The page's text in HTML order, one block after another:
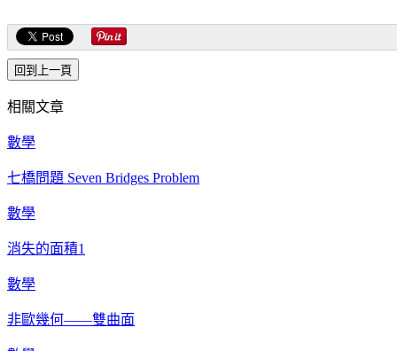
相關文章
數學
七橋問題 Seven Bridges Problem
數學
消失的面積1
數學
非歐幾何——雙曲面